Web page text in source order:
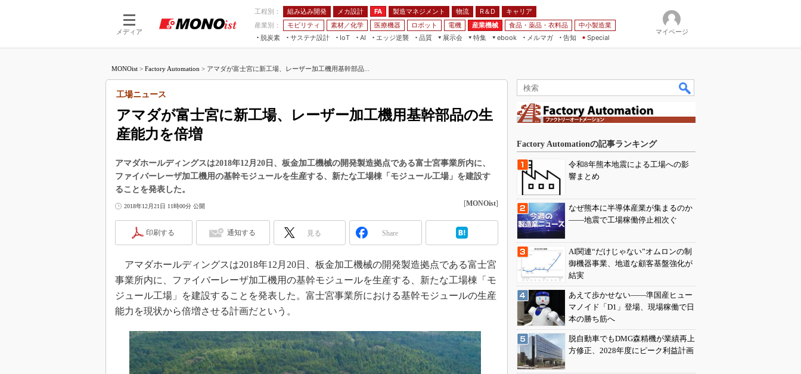
メディア
工程別： 組み込み開発 メカ設計 FA 製造マネジメント 物流 R＆D
キャリア
産業別：
モビリティ 素材／化学 医療機器 ロボット 電機 産業機械 食品・薬品・衣料品
中小製造業
脱炭素
サステナ設計
IoT
つながる工場
AI
AI×設備保全
エッジ逆襲 品質
展示会
JIMTOF
IIFES
TECHNO-FRONTIER
EdgeTech+
日本ものづくりワールド
AUTOMOTIVE WORLD
産業オープンネット展
特集
つながるクルマ
VR／AR
組み込み画像技術
組み込みモデリング
ISO26262
3Dプリンタ
デジタルツインとCAE
イノベーション
製造業ビッグデータ
ebook
FA
メルマガ
告知 Special
マイページ
MONOist > Factory Automation > アマダが富士宮に新工場、レーザー加工機用基幹部品...
アマダが富士宮に新工場、レーザー加工機用基幹部品の生
産能力を倍増
工場ニュース
アマダホールディングスは2018年12月20日、板金加工機械の開発製造拠点である富士宮事業所内に、
ファイバーレーザ加工機用の基幹モジュールを生産する、新たな工場棟「モジュール工場」を建設す
ることを発表した。
2018年12月21日 11時00分 公開 [MONOist]
印刷する 通知する 見る Share
アマダホールディングスは2018年12月20日、板金加工機械の開発製造拠点である富士宮
事業所内に、ファイバーレーザ加工機用の基幹モジュールを生産する、新たな工場棟「モ
ジュール工場」を建設することを発表した。富士宮事業所における基幹モジュールの生産
能力を現状から倍増させる計画だという。
Factory Automationの記事ランキング
令和8年熊本地震による工場への影
響まとめ
なぜ熊本に半導体産業が集まるのか
――地震で工場稼働停止相次ぐ
AI関連“だけじゃない”オムロンの制
御機器事業、地道な顧客基盤強化が
結実
あえて歩かせない――準国産ヒュー
マノイド「D1」登場、現場稼働で日
本の勝ち筋へ
脱自動車でもDMG森精機が業績再上
方修正、2028年度にピーク利益計画